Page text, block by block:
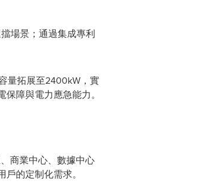
場景；通過集成專利
量拓展至2400kW，實
障與電力應急能力。
商業中心、數據中心
的定制化需求。